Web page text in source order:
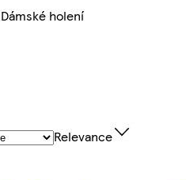
Dámské holení
Relevance